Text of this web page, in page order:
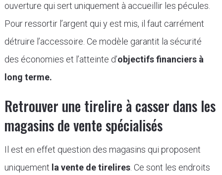
ouverture qui sert uniquement à accueillir les pécules.
Pour ressortir l’argent qui y est mis, il faut carrément
détruire l’accessoire. Ce modèle garantit la sécurité
des économies et l’atteinte d’objectifs financiers à
long terme.
Retrouver une tirelire à casser dans les
magasins de vente spécialisés
Il est en effet question des magasins qui proposent
uniquement la vente de tirelires. Ce sont les endroits